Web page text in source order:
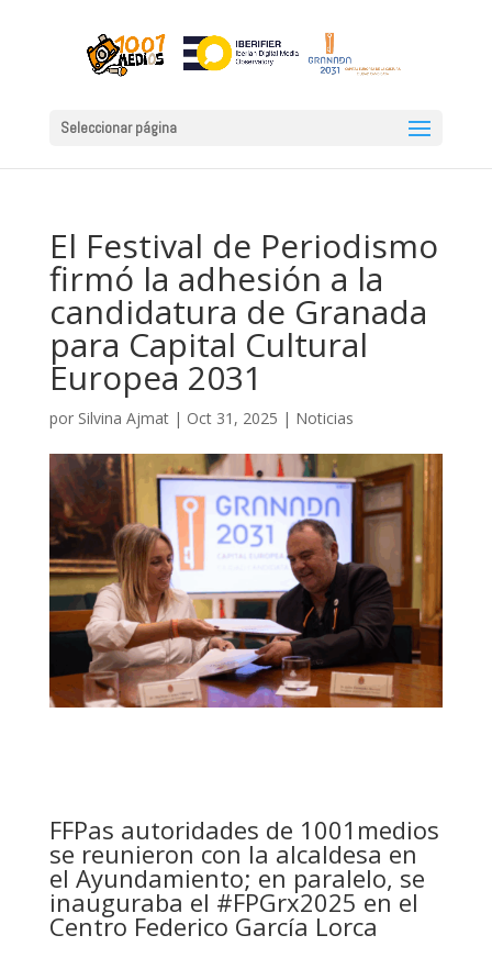
Seleccionar página
El Festival de Periodismo
firmó la adhesión a la
candidatura de Granada
para Capital Cultural
Europea 2031
por Silvina Ajmat| Oct 31, 2025 | Noticias
FFPas autoridades de 1001medios
se reunieron con la alcaldesa en
el Ayundamiento; en paralelo, se
inauguraba el #FPGrx2025 en el
Centro Federico García Lorca